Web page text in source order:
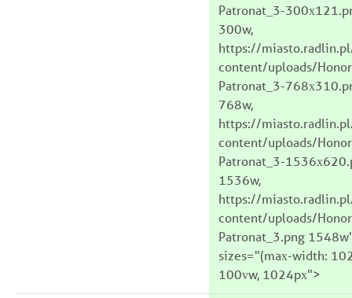
Patronat_3-
300w,
https://
content/uploads/
Patronat_3-
768w,
https://
content/uploads/
Patronat_3-
1536w,
https://
content/uploads/
Patronat_3.png
sizes="(max-width:
100vw, 1024px">